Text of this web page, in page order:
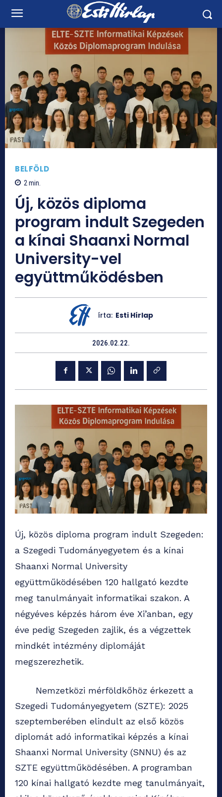
BELFÖLD
2min.
Új, közös diploma
program indult Szegeden
a kínai Shaanxi Normal
University-vel
együttműködésben
írta: Esti Hírlap
2026.02.22.
Új, közös diploma program indult Szegeden:
a Szegedi Tudományegyetem és a kínai
Shaanxi Normal University
együttműködésében 120 hallgató kezdte
meg tanulmányait informatikai szakon. A
négyéves képzés három éve Xi’anban, egy
éve pedig Szegeden zajlik, és a végzettek
mindkét intézmény diplomáját
megszerezhetik.
Nemzetközi mérföldkőhöz érkezett a
Szegedi Tudományegyetem (SZTE): 2025
szeptemberében elindult az első közös
diplomát adó informatikai képzés a kínai
Shaanxi Normal University (SNNU) és az
SZTE együttműködésében. A programban
120 kínai hallgató kezdte meg tanulmányait,